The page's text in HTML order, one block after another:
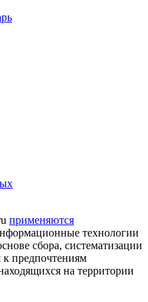
применяются
технологии
сбора, систематизации
к предпочтениям
на территории